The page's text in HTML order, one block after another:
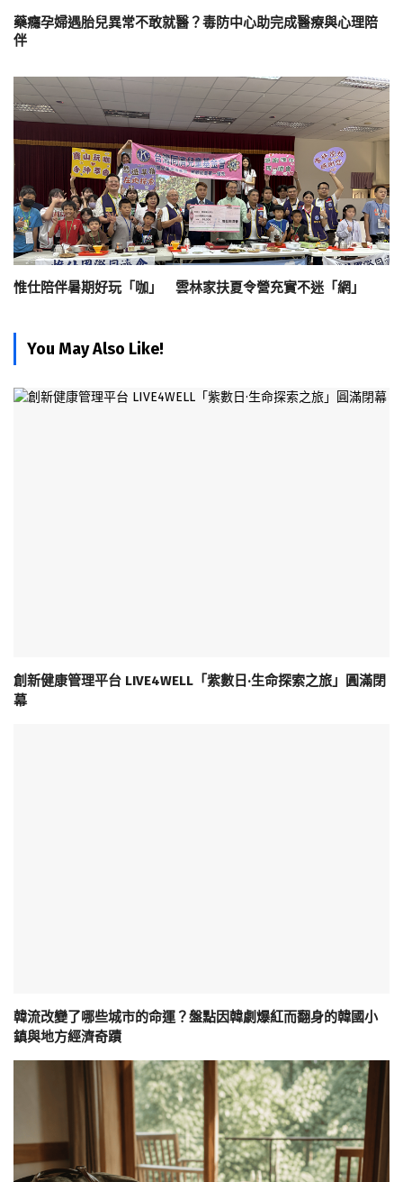
藥癮孕婦遇胎兒異常不敢就醫？毒防中心助完成醫療與心理陪
伴
惟仕陪伴暑期好玩「咖」 雲林家扶夏令營充實不迷「網」
You May Also Like!
創新健康管理平台 LIVE4WELL「紫數日·生命探索之旅」圓滿閉
幕
韓流改變了哪些城市的命運？盤點因韓劇爆紅而翻身的韓國小
鎮與地方經濟奇蹟